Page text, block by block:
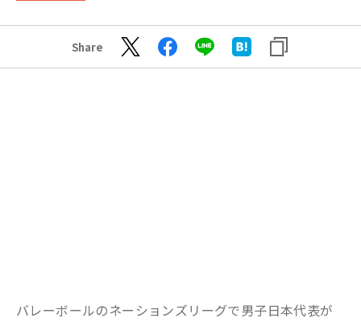
Share
バレーボールのネーションズリーグで男子日本代表が